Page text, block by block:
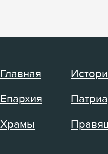
Главная
Епархия
Храмы